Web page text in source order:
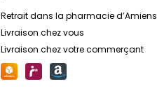
Retrait dans la pharmacie d’Amiens
Livraison chez vous
Livraison chez votre commerçant